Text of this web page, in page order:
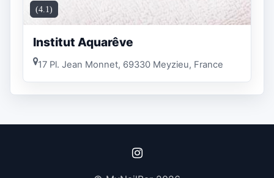
(4.1)
Institut Aquarêve
17 Pl. Jean Monnet, 69330 Meyzieu, France